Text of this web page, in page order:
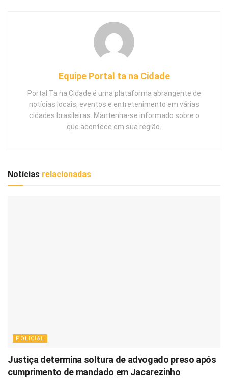
Equipe Portal ta na Cidade
Portal Ta na Cidade é uma plataforma abrangente de
notícias locais, eventos e entretenimento em várias
cidades brasileiras. Mantenha-se informado sobre o
que acontece em sua região.
Notícias relacionadas
POLICIAL
Justiça determina soltura de advogado preso após
cumprimento de mandado em Jacarezinho